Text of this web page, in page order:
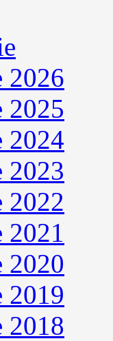
2026
2025
2024
2023
2022
2021
2020
2019
2018